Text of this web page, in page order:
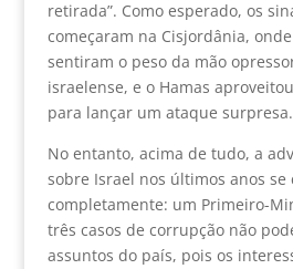
retirada”. Como esperado, os
começaram na Cisjordânia,
sentiram o peso da mão
israelense, e o Hamas
para lançar um ataque surpresa.
No entanto, acima de tudo, a
sobre Israel nos últimos anos se
completamente: um Primeiro-
três casos de corrupção não
assuntos do país, pois os